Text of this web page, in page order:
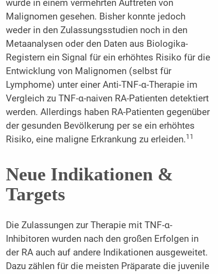
wurde in einem vermehrten Auftreten von
Malignomen gesehen. Bisher konnte jedoch
weder in den Zulassungsstudien noch in den
Metaanalysen oder den Daten aus Biologika-
Registern ein Signal für ein erhöhtes Risiko für die
Entwicklung von Malignomen (selbst für
Lymphome) unter einer Anti-TNF-α-Therapie im
Vergleich zu TNF-α-naiven RA-Patienten detektiert
werden. Allerdings haben RA-Patienten gegenüber
der gesunden Bevölkerung per se ein erhöhtes
Risiko, eine maligne Erkrankung zu erleiden.11
Neue Indikationen &
Targets
Die Zulassungen zur Therapie mit TNF-α-
Inhibitoren wurden nach den großen Erfolgen in
der RA auch auf andere Indikationen ausgeweitet.
Dazu zählen für die meisten Präparate die juvenile